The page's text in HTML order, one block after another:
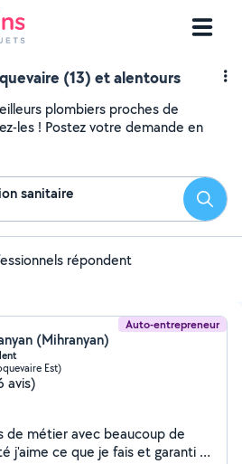
(13) et alentours
plombiers proches de
les ! Postez votre demande en
sanitaire
répondent
Auto-entrepreneur
(Mihranyan)
Est)
avis)
de métier avec beaucoup de
j'aime ce que je fais et garanti la